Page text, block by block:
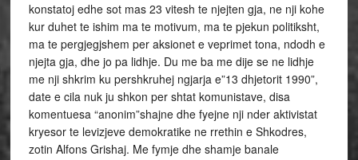
konstatoj edhe sot mas 23 vitesh te njejten gja, ne nji kohe
kur duhet te ishim ma te motivum, ma te pjekun politiksht,
ma te pergjegjshem per aksionet e veprimet tona, ndodh e
njejta gja, dhe jo pa lidhje. Du me ba me dije se ne lidhje
me nji shkrim ku pershkruhej ngjarja e”13 dhjetorit 1990”,
date e cila nuk ju shkon per shtat komunistave, disa
komentuesa “anonim”shajne dhe fyejne nji nder aktivistat
kryesor te levizjeve demokratike ne rrethin e Shkodres,
zotin Alfons Grishaj. Me fymje dhe shamje banale